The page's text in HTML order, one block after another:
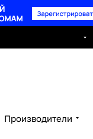
Производители